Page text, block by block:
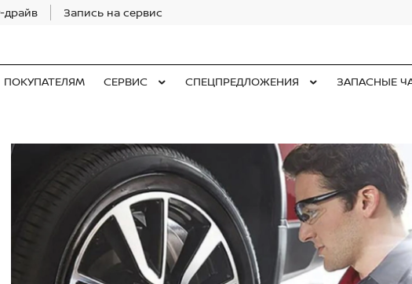
драйв Запись на сервис
ПОКУПАТЕЛЯМ СЕРВИС СПЕЦПРЕДЛОЖЕНИЯ ЗАПАСНЫЕ